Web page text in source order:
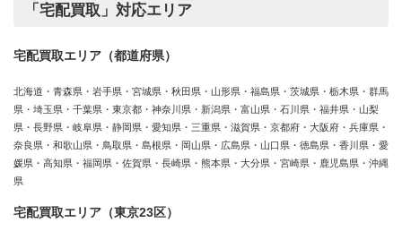
「宅配買取」対応エリア
宅配買取エリア（都道府県）
北海道・青森県・岩手県・宮城県・秋田県・山形県・福島県・茨城県・栃木県・群馬
県・埼玉県・千葉県・東京都・神奈川県・新潟県・富山県・石川県・福井県・山梨
県・長野県・岐阜県・静岡県・愛知県・三重県・滋賀県・京都府・大阪府・兵庫県・
奈良県・和歌山県・鳥取県・島根県・岡山県・広島県・山口県・徳島県・香川県・愛
媛県・高知県・福岡県・佐賀県・長崎県・熊本県・大分県・宮崎県・鹿児島県・沖縄
県
宅配買取エリア（東京23区）